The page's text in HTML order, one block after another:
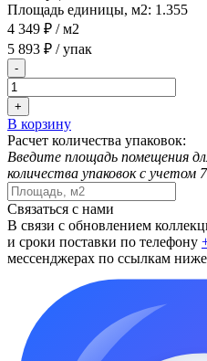
Площадь единицы, м2: 1.355
4 349 ₽ / м2
5 893 ₽ / упак
-
+
В корзину
Расчет количества упаковок:
Введите площадь помещения
количества упаковок с учетом
Связаться с нами
В связи с обновлением
и сроки поставки по телефону
мессенджерах по ссылкам